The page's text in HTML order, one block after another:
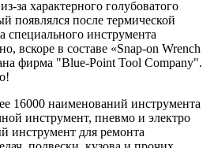
за характерного голубоватого
появлялся после термической
специального инструмента
вскоре в составе «Snap-on Wrench
фирма "Blue-Point Tool Company".
16000 наименований инструмента
инструмент, пневмо и электро
инструмент для ремонта